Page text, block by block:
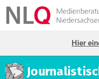
Hier